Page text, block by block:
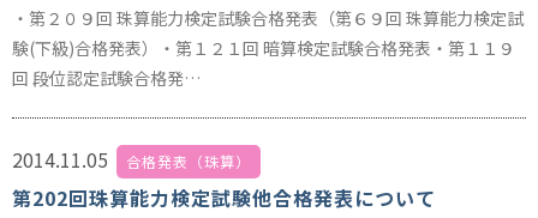
・第２０９回 珠算能力検定試験合格発表（第６９回 珠算能力検定試
験(下級)合格発表）・第１２１回 暗算検定試験合格発表・第１１９
回 段位認定試験合格発…
2014.11.05 合格発表（珠算）
第202回珠算能力検定試験他合格発表について